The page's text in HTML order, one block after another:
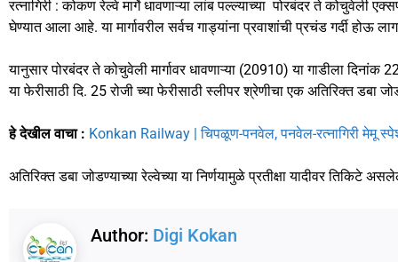
c
e
b
o
o
st
o
d
o
n
ai
l
ar
e
रत्नागिरी : कोकण रेल्वे मार्गे धावणाऱ्या लांब पल्ल्याच्या पोरबंदर ते कोचुवेली
घेण्यात आला आहे. या मार्गावरील सर्वच गाड्यांना प्रवाशांची प्रचंड गर्दी होऊ
यानुसार पोरबंदर ते कोचुवेली मार्गावर धावणाऱ्या (20910) या गाडीला
या फेरीसाठी दि. 25 रोजी च्या फेरीसाठी स्लीपर श्रेणीचा एक अतिरिक्त डबा
हे देखील वाचा : Konkan Railway | चिपळूण-पनवेल, पनवेल-रत्नागिरी मेमू
अतिरिक्त डबा जोडण्याच्या रेल्वेच्या या निर्णयामुळे प्रतीक्षा यादीवर तिकिटे
Author: Digi Kokan